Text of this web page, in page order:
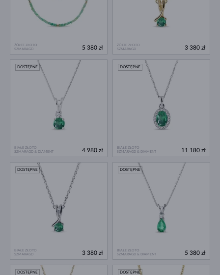
ŻÓŁTE ZŁOTO
SZMARAGD
5 380 zł
ŻÓŁTE ZŁOTO
SZMARAGD
3 380 zł
BIAŁE ZŁOTO
SZMARAGD & DIAMENT
DOSTĘPNE
4 980 zł
BIAŁE ZŁOTO
SZMARAGD & DIAMENT
DOSTĘPNE
11 180 zł
BIAŁE ZŁOTO
SZMARAGD
DOSTĘPNE
3 380 zł
BIAŁE ZŁOTO
SZMARAGD & DIAMENT
DOSTĘPNE
5 380 zł
DOSTĘPNE DOSTĘPNE